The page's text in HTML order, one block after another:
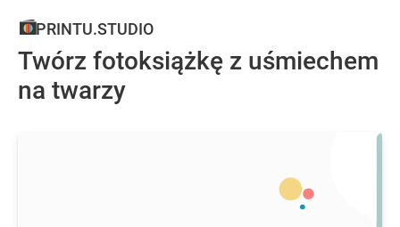
PRINTU.STUDIO
Twórz fotoksiążkę z uśmiechem
na twarzy